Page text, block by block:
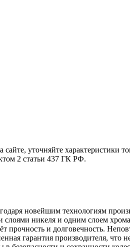
уточняйте
2 статьи 437 ГК РФ.
новейшим технологиям
никеля и одним слоем
прочность и долговечность.
гарантия производителя, что